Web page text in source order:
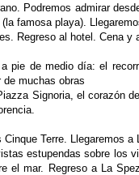
Podremos admirar
famosa playa).
Regreso al hotel. Cena y
pie de medio día: el
muchas obras
Signoria, el corazón
Terre. Llegaremos a
estupendassobre los
el mar. Regreso a La